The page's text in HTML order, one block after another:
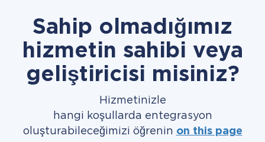
Sahip olmadığımız
hizmetin sahibi veya
geliştiricisi misiniz?
Hizmetinizle
hangi koşullarda entegrasyon
oluşturabileceğimizi öğrenin on this page